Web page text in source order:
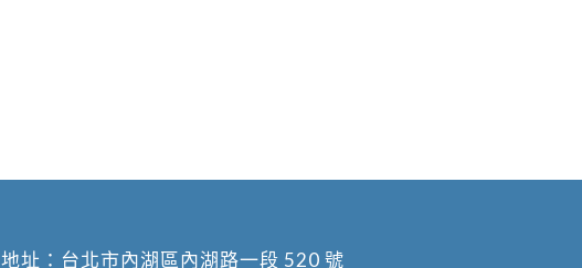
地址： 台北市內湖區內湖路一段 520 號